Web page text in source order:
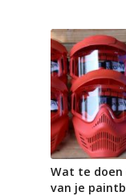
Wat te
van je